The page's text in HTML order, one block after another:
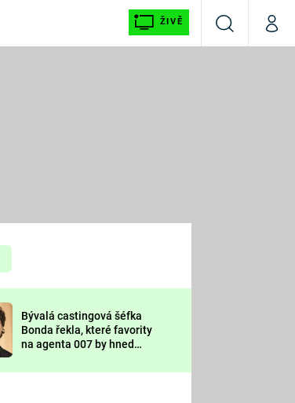
ŽIVĚ
VyhledáváníMůj
Prima LAJK
Sledujte nás
Bývalá castingová šéfka
Bonda řekla, které favority
na agenta 007 by hned